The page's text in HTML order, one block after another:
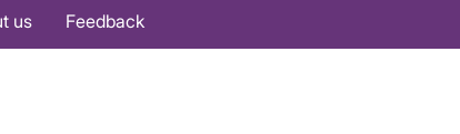
us Feedback